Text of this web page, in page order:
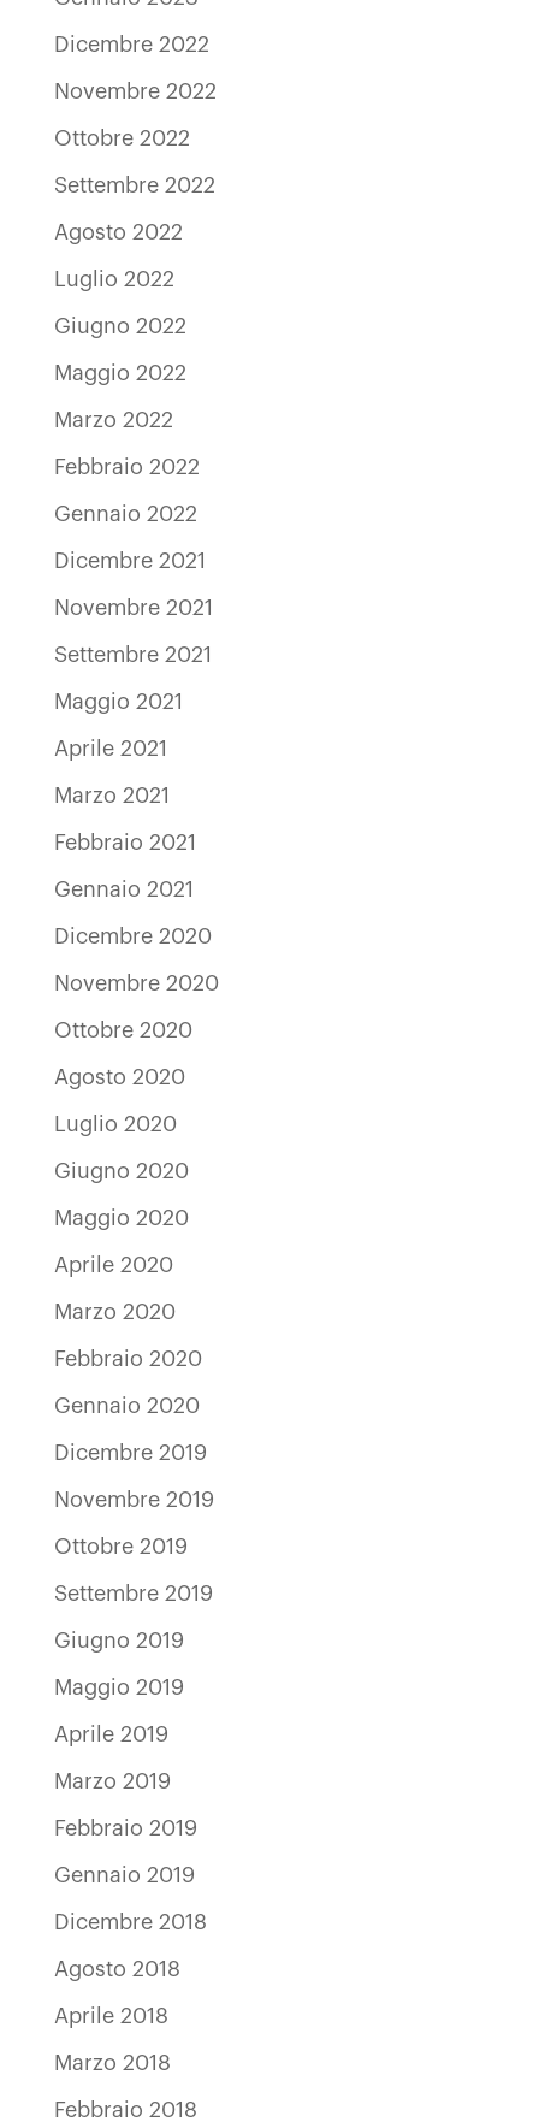
Dicembre 2022
Novembre 2022
Ottobre 2022
Settembre 2022
Agosto 2022
Luglio 2022
Giugno 2022
Maggio 2022
Marzo 2022
Febbraio 2022
Gennaio 2022
Dicembre 2021
Novembre 2021
Settembre 2021
Maggio 2021
Aprile 2021
Marzo 2021
Febbraio 2021
Gennaio 2021
Dicembre 2020
Novembre 2020
Ottobre 2020
Agosto 2020
Luglio 2020
Giugno 2020
Maggio 2020
Aprile 2020
Marzo 2020
Febbraio 2020
Gennaio 2020
Dicembre 2019
Novembre 2019
Ottobre 2019
Settembre 2019
Giugno 2019
Maggio 2019
Aprile 2019
Marzo 2019
Febbraio 2019
Gennaio 2019
Dicembre 2018
Agosto 2018
Aprile 2018
Marzo 2018
Febbraio 2018